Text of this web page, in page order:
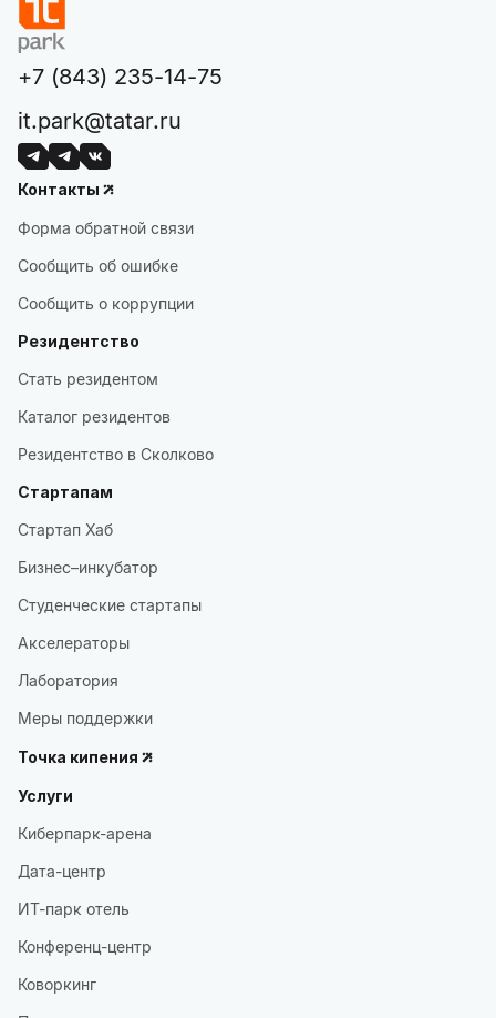
+7 (843) 235-14-75
it.park@tatar.ru
Контакты
Форма обратной связи
Сообщить об ошибке
Сообщить о коррупции
Резидентство
Стать резидентом
Каталог резидентов
Резидентство в Сколково
Стартапам
Стартап Хаб
Бизнес–инкубатор
Студенческие стартапы
Акселераторы
Лаборатория
Меры поддержки
Точка кипения
Услуги
Киберпарк-арена
Дата-центр
ИТ-парк отель
Конференц-центр
Коворкинг